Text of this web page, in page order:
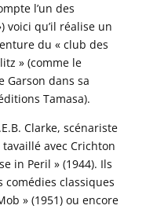
l’un des
voici qu’il réalise un
du « club des
» (comme le
Garson dans sa
Tamasa).
Clarke, scénariste
avec Crichton
in Peril » (1944). Ils
classiques
» (1951) ou encore